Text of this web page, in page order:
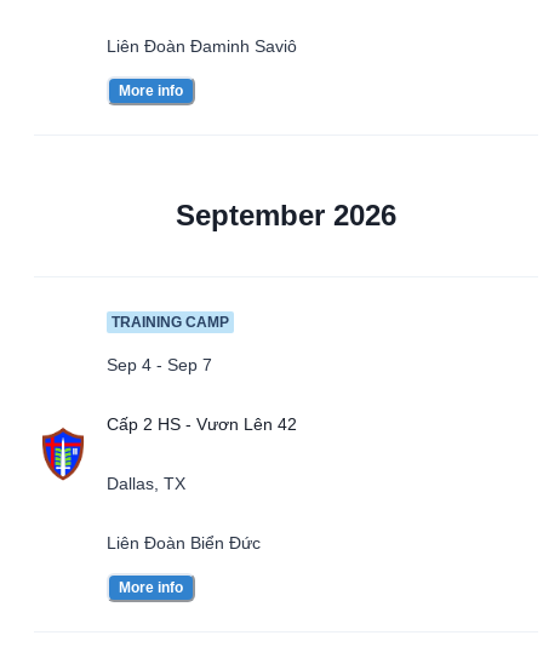
Liên Đoàn Đaminh Saviô
More info
September 2026
TRAINING CAMP
Sep 4 - Sep 7
Cấp 2 HS - Vươn Lên 42
Dallas, TX
Liên Đoàn Biển Đức
More info